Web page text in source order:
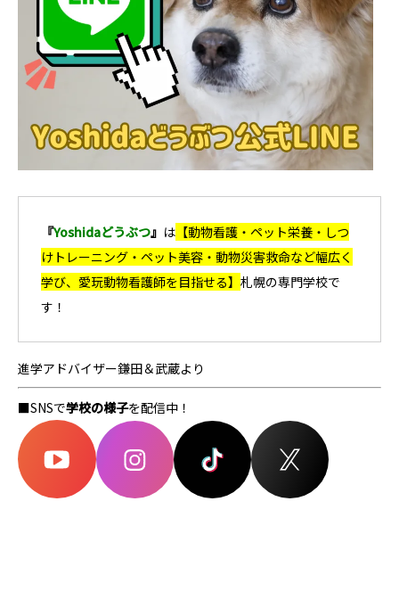
『Yoshidaどうぶつ』 は 【動物看護・ペット栄養・しつ
けトレーニング・ペット美容・動物災害救命など幅広く
学び、愛玩動物看護師を目指せる】 札幌の専門学校で
す！
進学アドバイザー鎌田＆武蔵より
■SNSで学校の様子を配信中！